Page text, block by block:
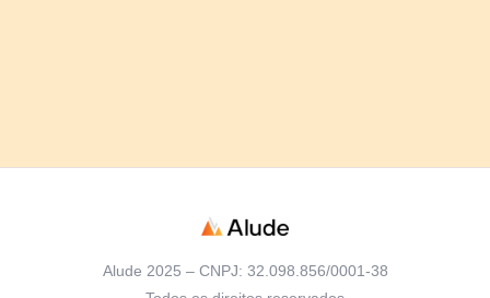
Alude 2025 – CNPJ: 32.098.856/0001-38